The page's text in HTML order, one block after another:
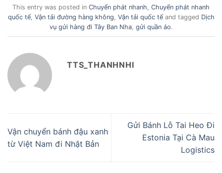
This entry was posted in Chuyển phát nhanh, Chuyển phát nhanh
quốc tế, Vận tải đường hàng không, Vận tải quốc tếand tagged Dịch
vụ gửi hàng đi Tây Ban Nha, gửi quần áo.
TTS_THANHNHI
Vận chuyển bánh đậu xanh
từ Việt Nam đi Nhật Bản
Gửi Bánh Lỗ Tai Heo Đi
Estonia Tại Cà Mau
Logistics